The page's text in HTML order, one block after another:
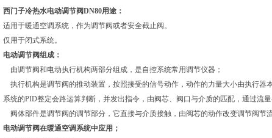
西门子冷热水电动调节阀DN80用途：
适用于暖通空调系统，作为调节阀或者安全截止阀。
仅用于闭式系统。
电动调节阀组成：
由调节阀和电动执行机构两部分组成，是自控系统常用调节仪器；
执行机构是调节阀的推动装置，按照接受的信号动作，动作的力量大小由执行器
系统的PID整定会路运算判断，并发出指令，由阀芯、 阀口与介质的匹配，通过流
阀体部件是调节阀的调节部分，它直接与介质接触，由阀芯的动作改变调节阀节
电动调节阀在暖通空调系统中应用；